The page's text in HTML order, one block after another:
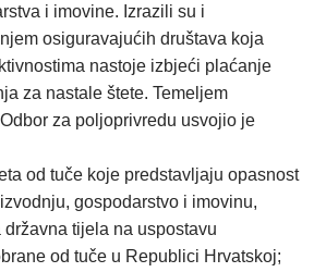
i imovine. Izrazili su i
osiguravajućih društava koja
nastoje izbjeći plaćanje
za nastale štete. Temeljem
za poljoprivredu usvojio je
od tuče koje predstavljaju opasnost
gospodarstvo i imovinu,
tijela na uspostavu
od tuče u Republici Hrvatskoj;